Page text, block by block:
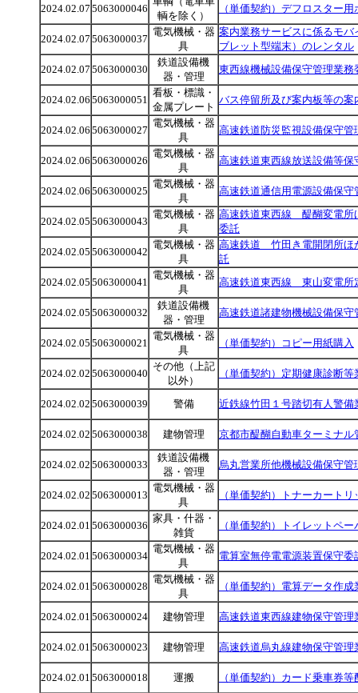
2024.02.07 5063000046
輌を除く）
（単価契約）デフロスター
2024.02.07 5063000037
電気機械・器
具
案内業務サービスに係るモバ
ブレット型端末）のレンタル
2024.02.07 5063000030
鉄道設備機
器・管理
東西線機械設備保守管理業務
2024.02.06 5063000051
看板・標識・
金属プレート
バス停留所及び案内板等の案
2024.02.06 5063000027
電気機械・器
具
高速鉄道防災監視設備保守管
2024.02.06 5063000026
電気機械・器
具
高速鉄道東西線放送設備等保
2024.02.06 5063000025
電気機械・器
具
高速鉄道通信用電源設備保守
2024.02.05 5063000043
電気機械・器
具
高速鉄道東西線 醍醐変電所
委託
2024.02.05 5063000042
電気機械・器
具
高速鉄道 竹田き電開閉所ほ
託
2024.02.05 5063000041
電気機械・器
具
高速鉄道東西線 東山変電所
2024.02.05 5063000032
鉄道設備機
器・管理
高速鉄道諸建物機械設備保守
2024.02.05 5063000021
電気機械・器
具
（単価契約）コピー用紙購入
2024.02.02 5063000040
その他（上記
以外）
（単価契約）定期健康診断
2024.02.02 5063000039 警備 近鉄線竹田１号踏切有人警備
2024.02.02 5063000038 建物管理 京都市醍醐自動車ターミナル
2024.02.02 5063000033
鉄道設備機
器・管理
烏丸営業所他機械設備保守管
2024.02.02 5063000013
電気機械・器
具
（単価契約）トナーカート
2024.02.01 5063000036
家具・什器・
雑貨
（単価契約）トイレットペ
2024.02.01 5063000034
電気機械・器
具
電算室無停電電源装置保守委
2024.02.01 5063000028
電気機械・器
具
（単価契約）電算データ作
2024.02.01 5063000024 建物管理 高速鉄道東西線建物保守管理
2024.02.01 5063000023 建物管理 高速鉄道烏丸線建物保守管理
2024.02.01 5063000018 運搬 （単価契約）カード乗車券